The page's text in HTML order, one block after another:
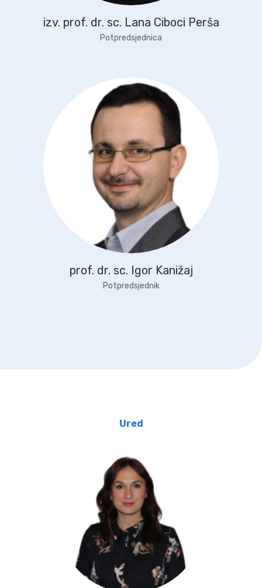
izv. prof. dr. sc. Lana Ciboci Perša
Potpredsjednica
prof. dr. sc. Igor Kanižaj
Potpredsjednik
Ured